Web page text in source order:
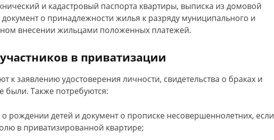
и кадастровый паспорта квартиры, выписка из домовой
о принадлежности жилья к разряду муниципального и
внесении жильцами положенных платежей.
в приватизации
к заявлению удостоверения личности, свидетельства о браках и
были. Также потребуются:
о рождении детей и документ о прописке несовершеннолетних, если
в приватизированной квартире;